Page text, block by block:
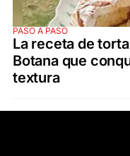
PASO A PASO
La receta de
Botana que
textura